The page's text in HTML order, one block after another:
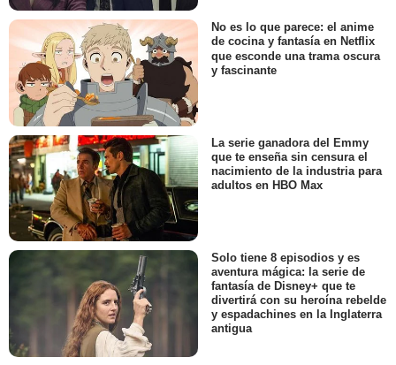
No es lo que parece: el anime
de cocina y fantasía en Netflix
que esconde una trama oscura
y fascinante
La serie ganadora del Emmy
que te enseña sin censura el
nacimiento de la industria para
adultos en HBO Max
Solo tiene 8 episodios y es
aventura mágica: la serie de
fantasía de Disney+ que te
divertirá con su heroína rebelde
y espadachines en la Inglaterra
antigua